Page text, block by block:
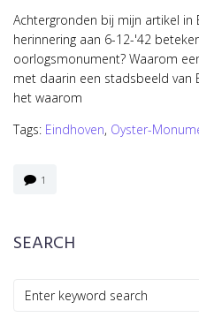
Achtergronden bij mijn artikel in
herinnering aan 6-12-'42
oorlogsmonument? Waarom
met daarin een stadsbeeld van
het waarom
Tags: Eindhoven, Oyster-
1
SEARCH
Search